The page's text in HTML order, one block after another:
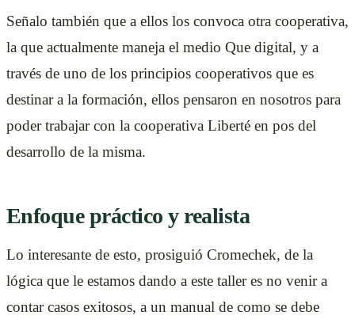
Señalo también que a ellos los convoca otra cooperativa,
la que actualmente maneja el medio Que digital, y a
través de uno de los principios cooperativos que es
destinar a la formación, ellos pensaron en nosotros para
poder trabajar con la cooperativa Liberté en pos del
desarrollo de la misma.
Enfoque práctico y realista
Lo interesante de esto, prosiguió Cromechek, de la
lógica que le estamos dando a este taller es no venir a
contar casos exitosos, a un manual de como se debe